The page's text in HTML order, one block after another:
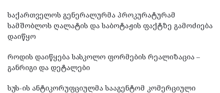
საქართველოს გენერალურმა პროკურატურამ
სამშობლოს ღალატის და საბოტაჟის ფაქტზე გამოძიება
დაიწყო
როდის დაიწყება სასკოლო ფორმების რეალიზაცია –
განრიგი და დეტალები
სუს-ის ანტიკორუფციულმა სააგენტომ კომერციული